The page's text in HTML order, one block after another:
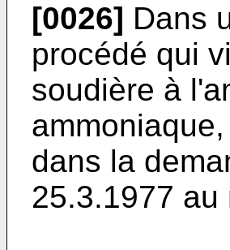
[0026] Dans
procédé qui
soudière à
dans la
25.3.1977